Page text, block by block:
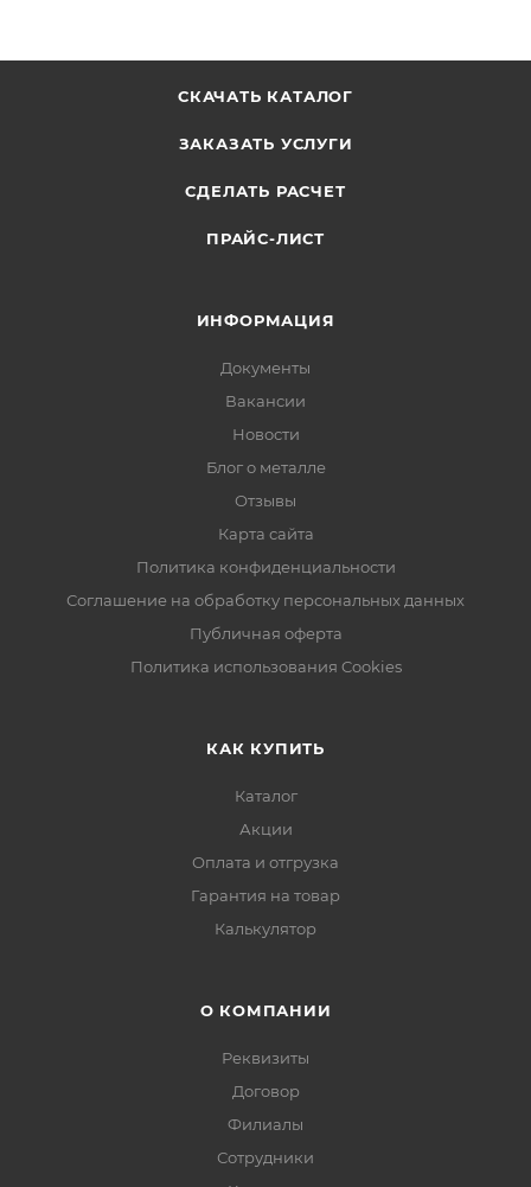
СКАЧАТЬ КАТАЛОГ
ЗАКАЗАТЬ УСЛУГИ
СДЕЛАТЬ РАСЧЕТ
ПРАЙС-ЛИСТ
ИНФОРМАЦИЯ
Документы
Вакансии
Новости
Блог о металле
Отзывы
Карта сайта
Политика конфиденциальности
Соглашение на обработку персональных данных
Публичная оферта
Политика использования Cookies
КАК КУПИТЬ
Каталог
Акции
Оплата и отгрузка
Гарантия на товар
Калькулятор
О КОМПАНИИ
Реквизиты
Договор
Филиалы
Сотрудники